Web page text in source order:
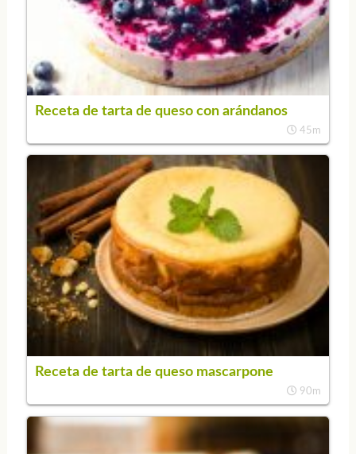
Receta de tarta de queso con arándanos
45m
Receta de tarta de queso mascarpone
90m